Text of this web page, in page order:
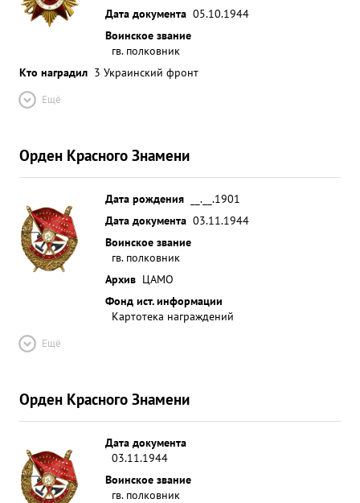
Дата документа 05.10.1944
Воинское звание
гв. полковник
Кто наградил 3 Украинский фронт
Ещё
Орден Красного Знамени
Дата рождения
__.__.1901
Дата документа 03.11.1944
Воинское звание
гв. полковник
Архив ЦАМО
Фонд ист. информации
Картотека награждений
Ещё
Орден Красного Знамени
Дата документа
03.11.1944
Воинское звание
гв. полковник